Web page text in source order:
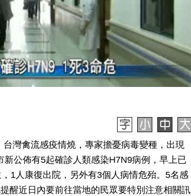
台灣禽流感疫情燒，專家擔憂病毒變種，出現
公佈有5起確診人類感染H7N9病例，早上已
1人康復出院，另外有3個人病情危殆。5名感
醒近日內要前往當地的民眾要特別注意相關訊